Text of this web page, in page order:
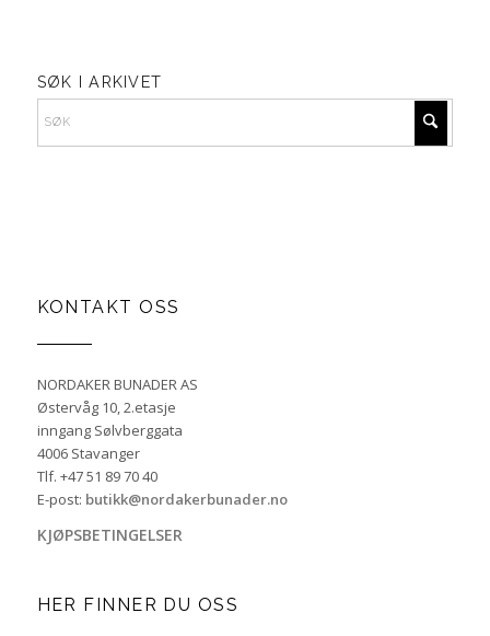
SØK I ARKIVET
KONTAKT OSS
NORDAKER BUNADER AS
Østervåg 10, 2.etasje
inngang Sølvberggata
4006 Stavanger
Tlf. +47 51 89 70 40
E-post: butikk@nordakerbunader.no
KJØPSBETINGELSER
HER FINNER DU OSS